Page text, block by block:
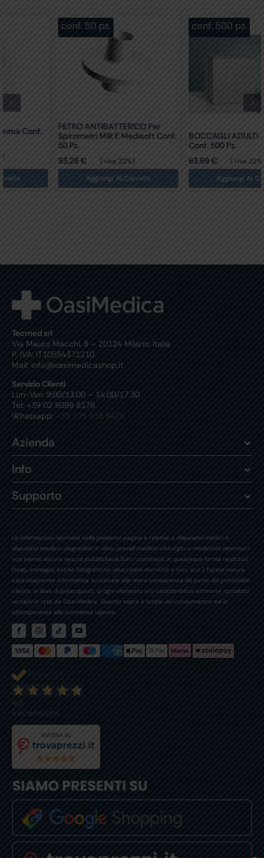
FILTRO ANTIBATTERICO Per
Spirometri MIR E Medisoft Conf.
(+iva 22%)
Aggiungi Al Carrello
conf. 500 pz.
BOCCAGLI ADULTI – Monouso
(+iva 22%)
Aggiungi Al Carrello
Tecmed srl
Via Mauro Macchi, 8 – 20124 Milano, Italia
P. IVA: IT10554371210
Mail: info@oasimedicashop.it
Servizio Clienti
Lun-Ven 9:00/13:00 – 14:00/17:30
Tel: +39 02 8089 8176
Whatsapp: +39 375 933 8426
Azienda
Info
Supporto
Le informazioni riportate nella presente pagina e relative a dispositivi medici e
dispositivi medico-diagnostici in vitro, presidi medico-chirurgici e medicinali veterinari
non hanno alcuna natura pubblicitaria.Tutti i contenuti, in qualunque forma realizzati,
(testi, immagini, anche fotografiche, descrizioni tecniche e non, ecc.), hanno natura
esclusivamente informativa, funzionale alla mera conoscenza da parte del potenziale
cliente, in fase di preacquisto, di ogni elemento e/o caratteristica attinente i prodotti
venduti in rete da Oasi Medica. Quanto sopra a tutela del consumatore ed in
ottemperanza alla normativa vigente.
49
Recensioni